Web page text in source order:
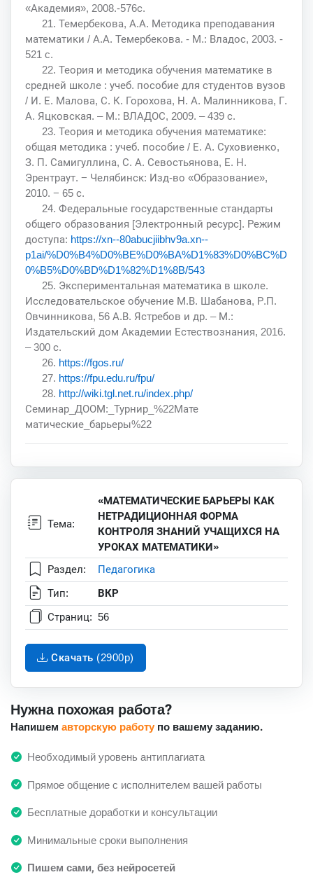
«Академия», 2008.-576с.
21. Темербекова, А.А. Методика преподавания
математики / А.А. Темербекова. - М.: Владос, 2003. -
521 c.
22. Теория и методика обучения математике в
средней школе : учеб. пособие для студентов вузов
/ И. Е. Малова, С. К. Горохова, Н. А. Малинникова, Г.
А. Яцковская. – М.: ВЛАДОС, 2009. – 439 с.
23. Теория и методика обучения математике:
общая методика : учеб. пособие / Е. А. Суховиенко,
З. П. Самигуллина, С. А. Севостьянова, Е. Н.
Эрентраут. − Челябинск: Изд-во «Образование»,
2010. − 65 с.
24. Федеральные государственные стандарты
общего образования [Электронный ресурс]. Режим
доступа: https://xn--80abucjiibhv9a.xn--
p1ai/%D0%B4%D0%BE%D0%BA%D1%83%D0%BC%D
0%B5%D0%BD%D1%82%D1%8B/543
25. Экспериментальная математика в школе.
Исследовательское обучение М.В. Шабанова, Р.П.
Овчинникова, 56 А.В. Ястребов и др. – М.:
Издательский дом Академии Естествознания, 2016.
– 300 с.
26. https://fgos.ru/
27. https://fpu.edu.ru/fpu/
28. http://wiki.tgl.net.ru/index.php/
Семинар_ДООМ:_Турнир_%22Мате
матические_барьеры%22
Тема:
«МАТЕМАТИЧЕСКИЕ БАРЬЕРЫ КАК
НЕТРАДИЦИОННАЯ ФОРМА
КОНТРОЛЯ ЗНАНИЙ УЧАЩИХСЯ НА
УРОКАХ МАТЕМАТИКИ»
Раздел:
Педагогика
Тип:
ВКР
Страниц: 56
Скачать (2900p)
Нужна похожая работа?
Напишем авторскую работу по вашему заданию.
Необходимый уровень антиплагиата
Прямое общение с исполнителем вашей работы
Бесплатные доработки и консультации
Минимальные сроки выполнения
Пишем сами, без нейросетей